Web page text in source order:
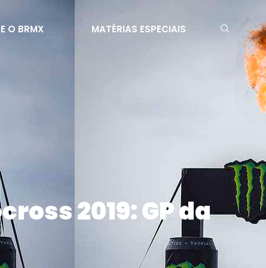
O BRMX MATÉRIAS ESPECIAIS
2019: GP da